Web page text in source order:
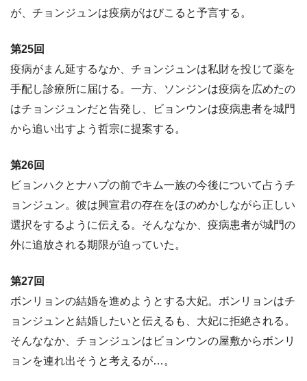
が、チョンジュンは疫病がはびこると予言する。
第25回
疫病がまん延するなか、チョンジュンは私財を投じて薬を
手配し診療所に届ける。一方、ソンジンは疫病を広めたの
はチョンジュンだと告発し、ビョンウンは疫病患者を城門
から追い出すよう哲宗に提案する。
第26回
ビョンハクとナハプの前でキム一族の今後について占うチ
ョンジュン。彼は興宣君の存在をほのめかしながら正しい
選択をするように伝える。そんななか、疫病患者が城門の
外に追放される期限が迫っていた。
第27回
ボンリョンの結婚を進めようとする大妃。ボンリョンはチ
ョンジュンと結婚したいと伝えるも、大妃に拒絶される。
そんななか、チョンジュンはビョンウンの屋敷からボンリ
ョンを連れ出そうと考えるが…。